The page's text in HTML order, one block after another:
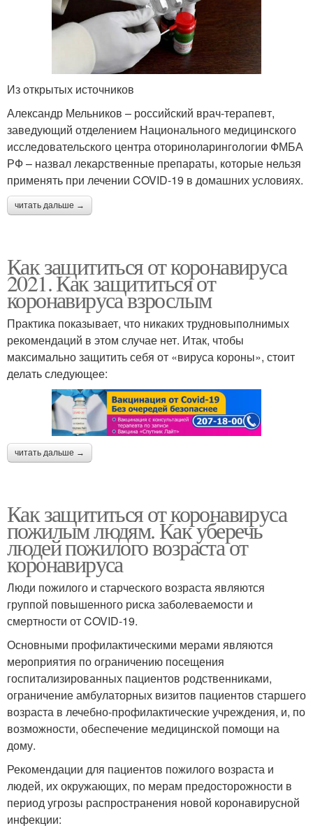
Из открытых источников
Александр Мельников – российский врач-терапевт,
заведующий отделением Национального медицинского
исследовательского центра оториноларингологии ФМБА
РФ – назвал лекарственные препараты, которые нельзя
применять при лечении COVID-19 в домашних условиях.
читать дальше →
Как защититься от коронавируса
2021. Как защититься от
коронавируса взрослым
Практика показывает, что никаких трудновыполнимых
рекомендаций в этом случае нет. Итак, чтобы
максимально защитить себя от «вируса короны», стоит
делать следующее:
читать дальше →
Как защититься от коронавируса
пожилым людям. Как уберечь
людей пожилого возраста от
коронавируса
Люди пожилого и старческого возраста являются
группой повышенного риска заболеваемости и
смертности от COVID-19.
Основными профилактическими мерами являются
мероприятия по ограничению посещения
госпитализированных пациентов родственниками,
ограничение амбулаторных визитов пациентов старшего
возраста в лечебно-профилактические учреждения, и, по
возможности, обеспечение медицинской помощи на
дому.
Рекомендации для пациентов пожилого возраста и
людей, их окружающих, по мерам предосторожности в
период угрозы распространения новой коронавирусной
инфекции: